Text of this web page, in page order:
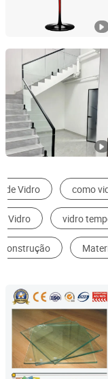
Jinhua Xinfu Glass
Zhejiang, China
Espelho de
Copo e Caneca de
Copo de Vinho
A&T GLASS
Shandong, China